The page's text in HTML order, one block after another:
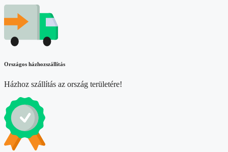
Országos házhozszállítás
Házhoz szállítás az ország területére!